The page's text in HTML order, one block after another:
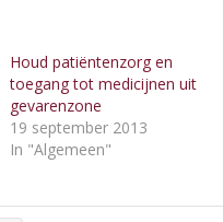
Houd patiëntenzorg en
toegang tot medicijnen uit
gevarenzone
19 september 2013
In "Algemeen"